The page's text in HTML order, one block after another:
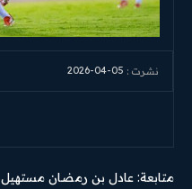
نشرت : 2026-04-05
متابعة: عادل بن رمضان مستهيل